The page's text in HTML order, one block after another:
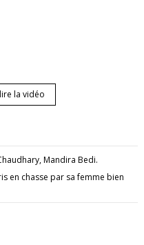
la vidéo
Mandira Bedi.
en chasse par sa femme bien